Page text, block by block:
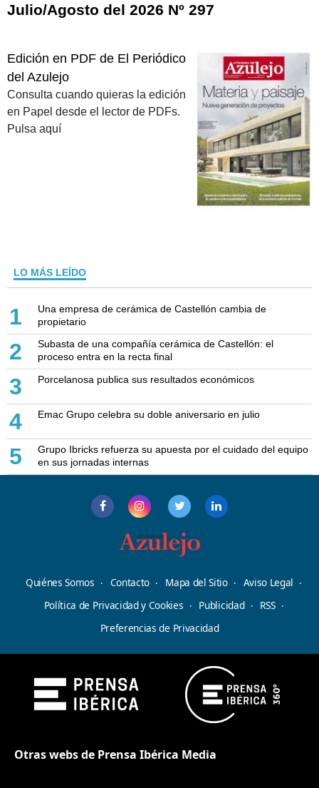
Julio/Agosto del 2026 Nº 297
Edición en PDF de El Periódico
del Azulejo
Consulta cuando quieras la edición
en Papel desde el lector de PDFs.
Pulsa aquí
LO MÁS LEÍDO
1
Una empresa de cerámica de Castellón cambia de
propietario
2
Subasta de una compañía cerámica de Castellón: el
proceso entra en la recta final
3 Porcelanosa publica sus resultados económicos
4 Emac Grupo celebra su doble aniversario en julio
5
Grupo Ibricks refuerza su apuesta por el cuidado del equipo
en sus jornadas internas
Quiénes Somos Contacto Mapa del Sitio
Aviso Legal
Política de Privacidad y Cookies
Publicidad
RSS
Preferencias de Privacidad
Otras webs de Prensa Ibérica Media